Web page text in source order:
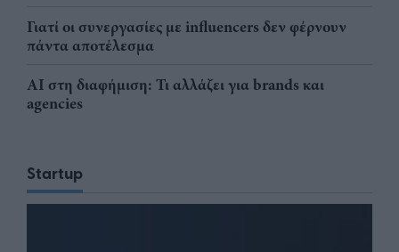
Γιατί οι συνεργασίες με influencers δεν φέρνουν
πάντα αποτέλεσμα
AI στη διαφήμιση: Τι αλλάζει για brands και
agencies
Startup